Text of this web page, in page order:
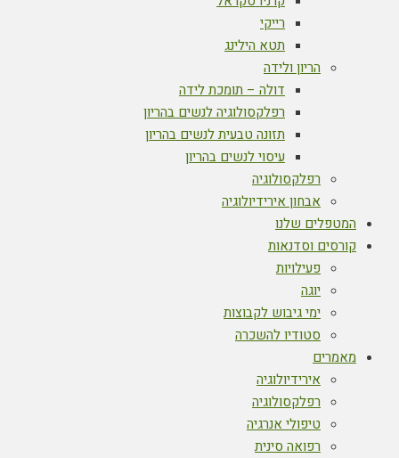
רייקי
תטא הילינג
הריון ולידה
דולה – תומכת לידה
רפלקסולוגיה לנשים בהריון
תזונה טבעית לנשים בהריון
עיסוי לנשים בהריון
רפלקסולוגיה
אבחון אירידיולוגיה
המטפלים שלנו
קורסים וסדנאות
פעילויות
יוגה
ימי גיבוש לקבוצות
סטודיו להשכרה
מאמרים
אירידיולוגיה
רפלקסולוגיה
טיפולי אנרגיה
רפואה סינית